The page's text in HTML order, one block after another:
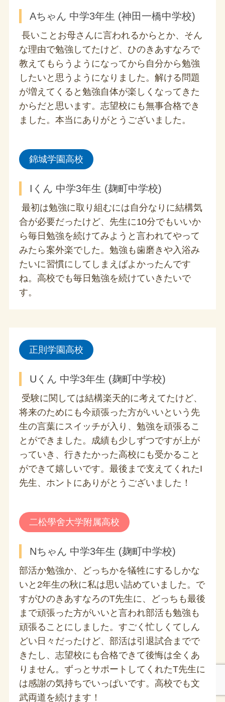
Aちゃん 中学3年生 (神田一橋中学校)
長いことお母さんに言われるからとか、そん
な理由で勉強してたけど、ひのきあすなろで
教えてもらうようになってから自分から勉強
したいと思うようになりました。解ける問題
が増えてくると勉強自体が楽しくなってきた
からだと思います。志望校にも無事合格でき
ました。本当にありがとうございました。
錦城学園高校
Iくん 中学3年生 (麹町中学校)
最初は勉強に取り組むには自分なりに結構気
合が必要だったけど、先生に10分でもいいか
ら毎日勉強を続けてみようと言われてやって
みたら案外楽でした。勉強も歯磨きや入浴み
たいに習慣にしてしまえばよかったんです
ね。高校でも毎日勉強を続けていきたいで
す。
正則学園高校
Uくん 中学3年生 (麹町中学校)
受験に関しては結構楽天的に考えてたけど、
将来のためにも今頑張った方がいいという先
生の言葉にスイッチが入り、勉強を頑張るこ
とができました。成績も少しずつですが上が
っていき、行きたかった高校にも受かること
ができて嬉しいです。最後まで支えてくれたI
先生、ホントにありがとうございました！
二松學舍大学附属高校
Nちゃん 中学3年生 (麹町中学校)
部活か勉強か、どっちかを犠牲にするしかな
いと2年生の秋に私は思い詰めていました。で
すがひのきあすなろのT先生に、どっちも最後
まで頑張った方がいいと言われ部活も勉強も
頑張ることにしました。すごく忙しくてしん
どい日々だったけど、部活は引退試合までで
きたし、志望校にも合格できて後悔は全くあ
りません。ずっとサポートしてくれたT先生に
は感謝の気持ちでいっぱいです。高校でも文
武両道を続けます！